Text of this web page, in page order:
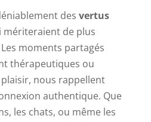
des vertus
de plus
moments partagés
thérapeutiques ou
nous rappellent
authentique. Que
les chats, ou même les